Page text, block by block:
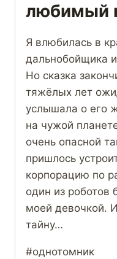
любимый
Я влюбилась в
дальнобойщика
Но сказка
тяжёлых лет
услышала о его
на чужой
очень опасной
пришлось
корпорацию по
один из роботов
моей девочкой.
тайну…
#однотомник